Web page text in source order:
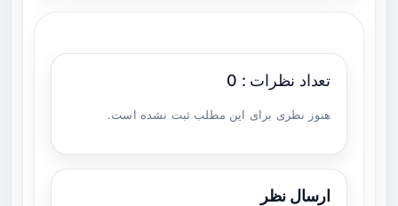
تعداد نظرات : 0
هنوز نظری برای این مطلب ثبت نشده است.
ارسال نظر